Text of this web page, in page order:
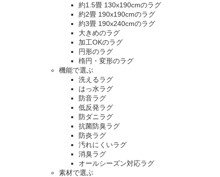
約1.5畳 130x190cmのラグ
約2畳 190x190cmのラグ
約3畳 190x240cmのラグ
大きめのラグ
加工OKのラグ
円形のラグ
楕円・変形のラグ
機能で選ぶ
洗えるラグ
はっ水ラグ
防音ラグ
低反発ラグ
防ダニラグ
抗菌防臭ラグ
防炎ラグ
汚れにくいラグ
消臭ラグ
オールシーズン対応ラグ
素材で選ぶ